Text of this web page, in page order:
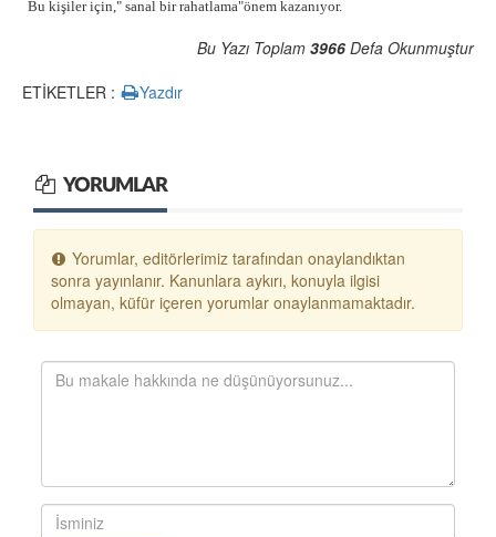
Bu kişiler için," sanal bir rahatlama"önem kazanıyor.
Bu Yazı Toplam 3966 Defa Okunmuştur
ETİKETLER :
Yazdır
YORUMLAR
Yorumlar, editörlerimiz tarafından onaylandıktan
sonra yayınlanır. Kanunlara aykırı, konuyla ilgisi
olmayan, küfür içeren yorumlar onaylanmamaktadır.